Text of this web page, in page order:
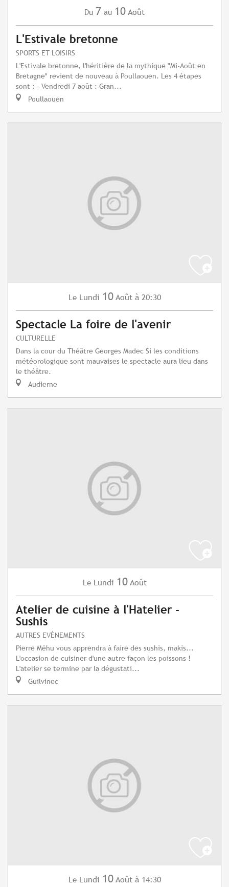
Du 7 au 10 Août
L'Estivale bretonne
SPORTS ET LOISIRS
L'Estivale bretonne, l'héritière de la mythique "Mi-Août en
Bretagne" revient de nouveau à Poullaouen. Les 4 étapes
sont : - Vendredi 7 août : Gran...
Poullaouen
Le Lundi 10 Août à 20:30
Spectacle La foire de l'avenir
CULTURELLE
Dans la cour du Théâtre Georges Madec Si les conditions
météorologique sont mauvaises le spectacle aura lieu dans
le théâtre.
Audierne
Le Lundi 10 Août
Atelier de cuisine à l'Hatelier -
Sushis
AUTRES EVÈNEMENTS
Pierre Méhu vous apprendra à faire des sushis, makis...
L'occasion de cuisiner d'une autre façon les poissons !
L'atelier se termine par la dégustati...
Guilvinec
Le Lundi 10 Août à 14:30